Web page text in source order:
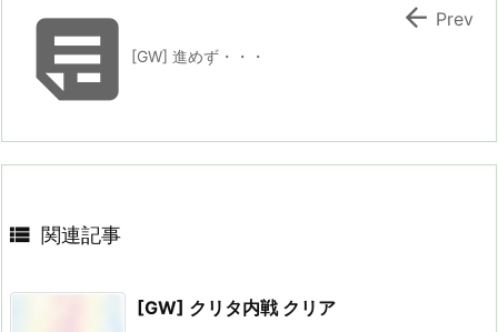
[GW] 進めず・・・
 Prev
 関連記事
[GW] クリタ内戦 クリア